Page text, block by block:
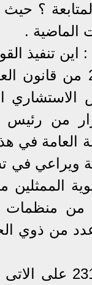
المتابعة
الماضية .
: اين تنفيذ
من
في
ويراعي
منظمات
من ذوي
و كذلك نصت